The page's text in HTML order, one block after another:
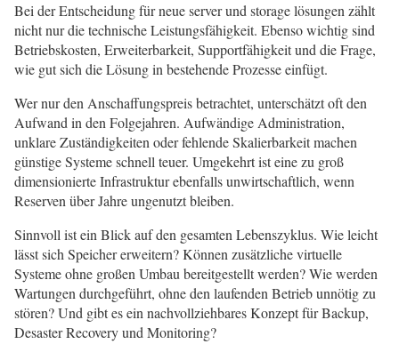
Bei der Entscheidung für neue server und storage lösungen zählt
nicht nur die technische Leistungsfähigkeit. Ebenso wichtig sind
Betriebskosten, Erweiterbarkeit, Supportfähigkeit und die Frage,
wie gut sich die Lösung in bestehende Prozesse einfügt.
Wer nur den Anschaffungspreis betrachtet, unterschätzt oft den
Aufwand in den Folgejahren. Aufwändige Administration,
unklare Zuständigkeiten oder fehlende Skalierbarkeit machen
günstige Systeme schnell teuer. Umgekehrt ist eine zu groß
dimensionierte Infrastruktur ebenfalls unwirtschaftlich, wenn
Reserven über Jahre ungenutzt bleiben.
Sinnvoll ist ein Blick auf den gesamten Lebenszyklus. Wie leicht
lässt sich Speicher erweitern? Können zusätzliche virtuelle
Systeme ohne großen Umbau bereitgestellt werden? Wie werden
Wartungen durchgeführt, ohne den laufenden Betrieb unnötig zu
stören? Und gibt es ein nachvollziehbares Konzept für Backup,
Desaster Recovery und Monitoring?